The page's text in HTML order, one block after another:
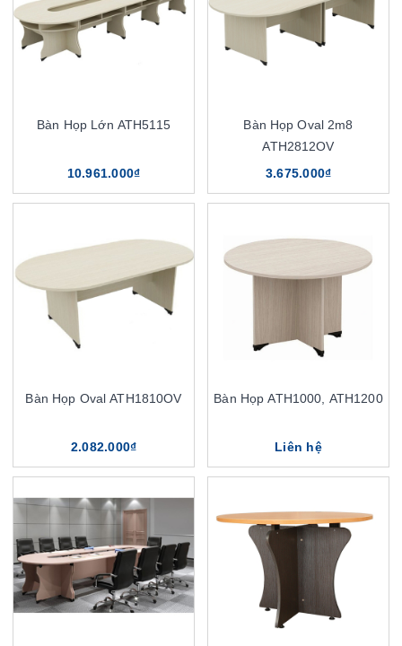
Bàn Họp Lớn ATH5115
10.961.000₫
Bàn Họp Oval 2m8
ATH2812OV
3.675.000₫
Bàn Họp Oval ATH1810OV
2.082.000₫
Bàn Họp ATH1000, ATH1200
Liên hệ